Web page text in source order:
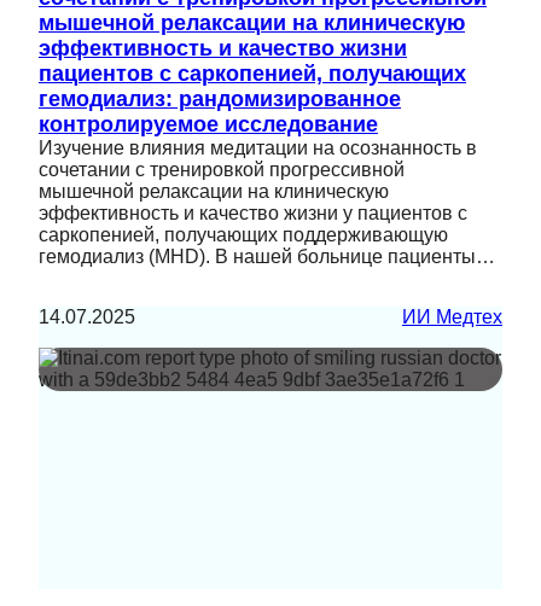
мышечной релаксации на клиническую
эффективность и качество жизни
пациентов с саркопенией, получающих
гемодиализ: рандомизированное
контролируемое исследование
Изучение влияния медитации на осознанность в
сочетании с тренировкой прогрессивной
мышечной релаксации на клиническую
эффективность и качество жизни у пациентов с
саркопенией, получающих поддерживающую
гемодиализ (MHD). В нашей больнице пациенты…
14.07.2025 ИИ Медтех